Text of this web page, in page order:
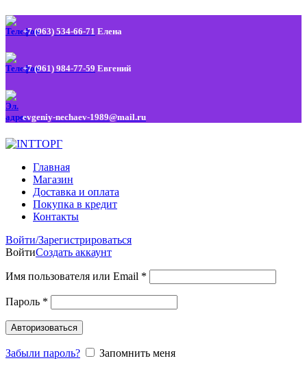
+7 (963) 534-66-71 Елена
+7 (961) 984-77-59 Евгений
evgeniy-nechaev-1989@mail.ru
Главная
Магазин
Доставка и оплата
Покупка в кредит
Контакты
Войти/Зарегистрироваться
ВойтиСоздать аккаунт
Имя пользователя или Email *
Пароль *
Авторизоваться
Забыли пароль?
Запомнить меня